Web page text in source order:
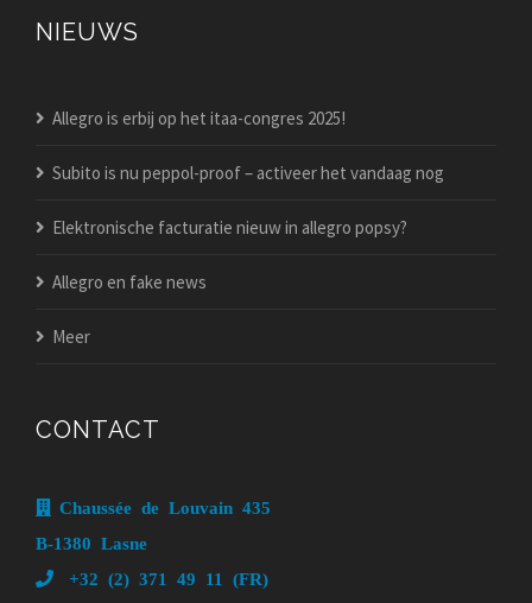
NIEUWS
Allegro is erbij op het itaa-congres 2025!
Subito is nu peppol-proof – activeer het vandaag nog
Elektronische facturatie nieuw in allegro popsy?
Allegro en fake news
Meer
CONTACT
Chaussée de Louvain 435
B-1380 Lasne
+32 (2) 371 49 11 (FR)